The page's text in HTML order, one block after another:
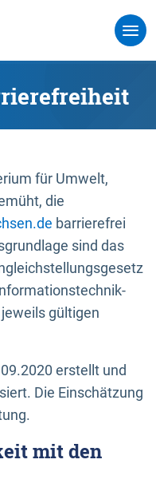
für Umwelt,
die
barrierefrei
sind das
gültigen
erstellt und
Die Einschätzung
mit den